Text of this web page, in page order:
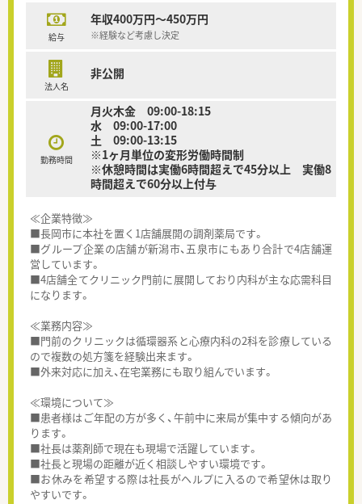
給与
年収400万円～450万円
※経験など考慮し決定
法人名
非公開
勤務時間
月火木金 09:00-18:15
水 09:00-17:00
土 09:00-13:15
※1ヶ月単位の変形労働時間制
※休憩時間は実働6時間超えで45分以上 実働8
時間超えで60分以上付与
≪企業特徴≫
■長岡市に本社を置く1店舗展開の調剤薬局です。
■グループ企業の店舗が新潟市、五泉市にもあり合計で4店舗運
営しています。
■4店舗全てクリニック門前に展開しており内科が主な応需科目
になります。
≪業務内容≫
■門前のクリニックは循環器系と心療内科の2科を診療している
ので複数の処方箋を経験出来ます。
■外来対応に加え、在宅業務にも取り組んでいます。
≪環境について≫
■患者様はご年配の方が多く、午前中に来局が集中する傾向があ
ります。
■社長は薬剤師で現在も現場で活躍しています。
■社長と現場の距離が近く相談しやすい環境です。
■お休みを希望する際は社長がヘルプに入るので希望休は取り
やすいです。